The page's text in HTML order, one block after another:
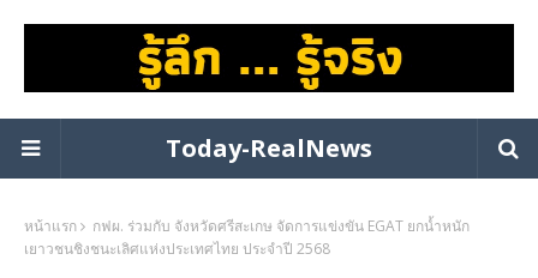
Today-RealNews
หน้าแรก
กฟผ. ร่วมกับ จังหวัดศรีสะเกษ จัดการแข่งขัน EGAT ยกน้ำหนัก
เยาวชนชิงชนะเลิศแห่งประเทศไทย ประจำปี 2568